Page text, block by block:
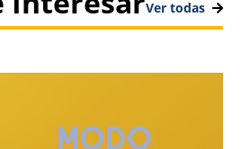
Ver todas